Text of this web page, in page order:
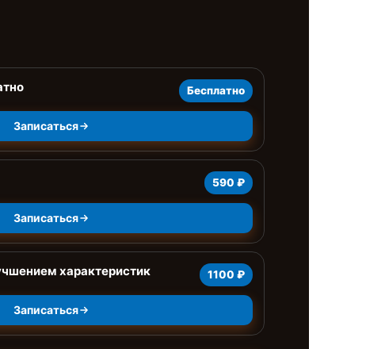
Бесплатно
Записаться
590 ₽
Записаться
характеристик 1100 ₽
Записаться